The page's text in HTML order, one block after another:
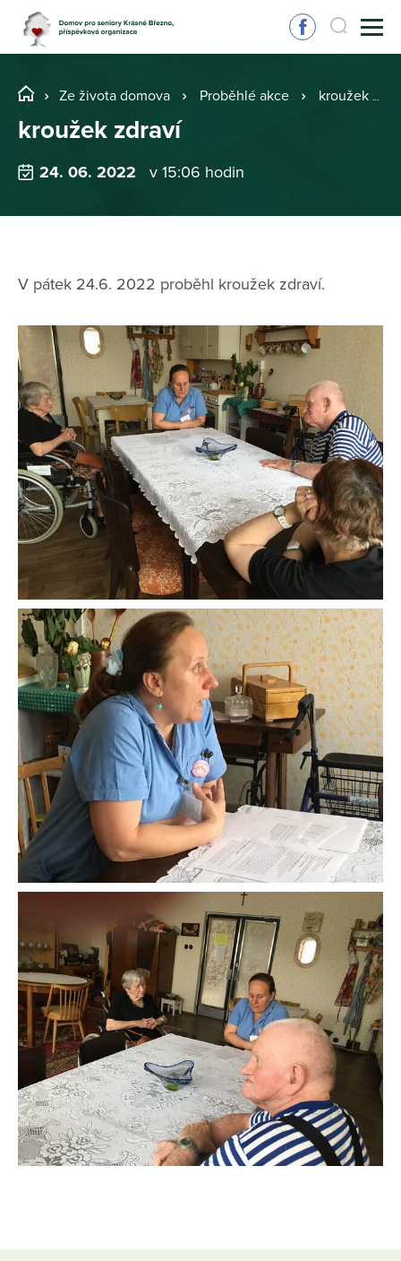
Ze života domova Proběhlé akce kroužek zdraví
kroužek zdraví
24. 06. 2022 v 15:06 hodin
V pátek 24.6. 2022 proběhl kroužek zdraví.